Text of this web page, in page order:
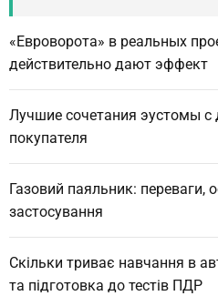
«Евроворота» в реальных
действительно дают эффект
Лучшие сочетания эустомы с
покупателя
Газовий паяльник: переваги,
застосування
Скільки триває навчання в
та підготовка до тестів ПДР